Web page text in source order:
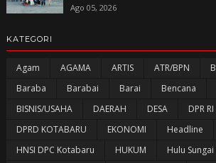
Ago 05, 2026
KATEGORI
Agam AGAMA ARTIS ATR/BPN
Baraba
Barabai Barai Bencana
BISNIS/USAHA
DAERAH DESA DPR RI
DPRD KOTABARU
EKONOMI Headline
HNSI DPC Kotabaru
HUKUM
Hulu